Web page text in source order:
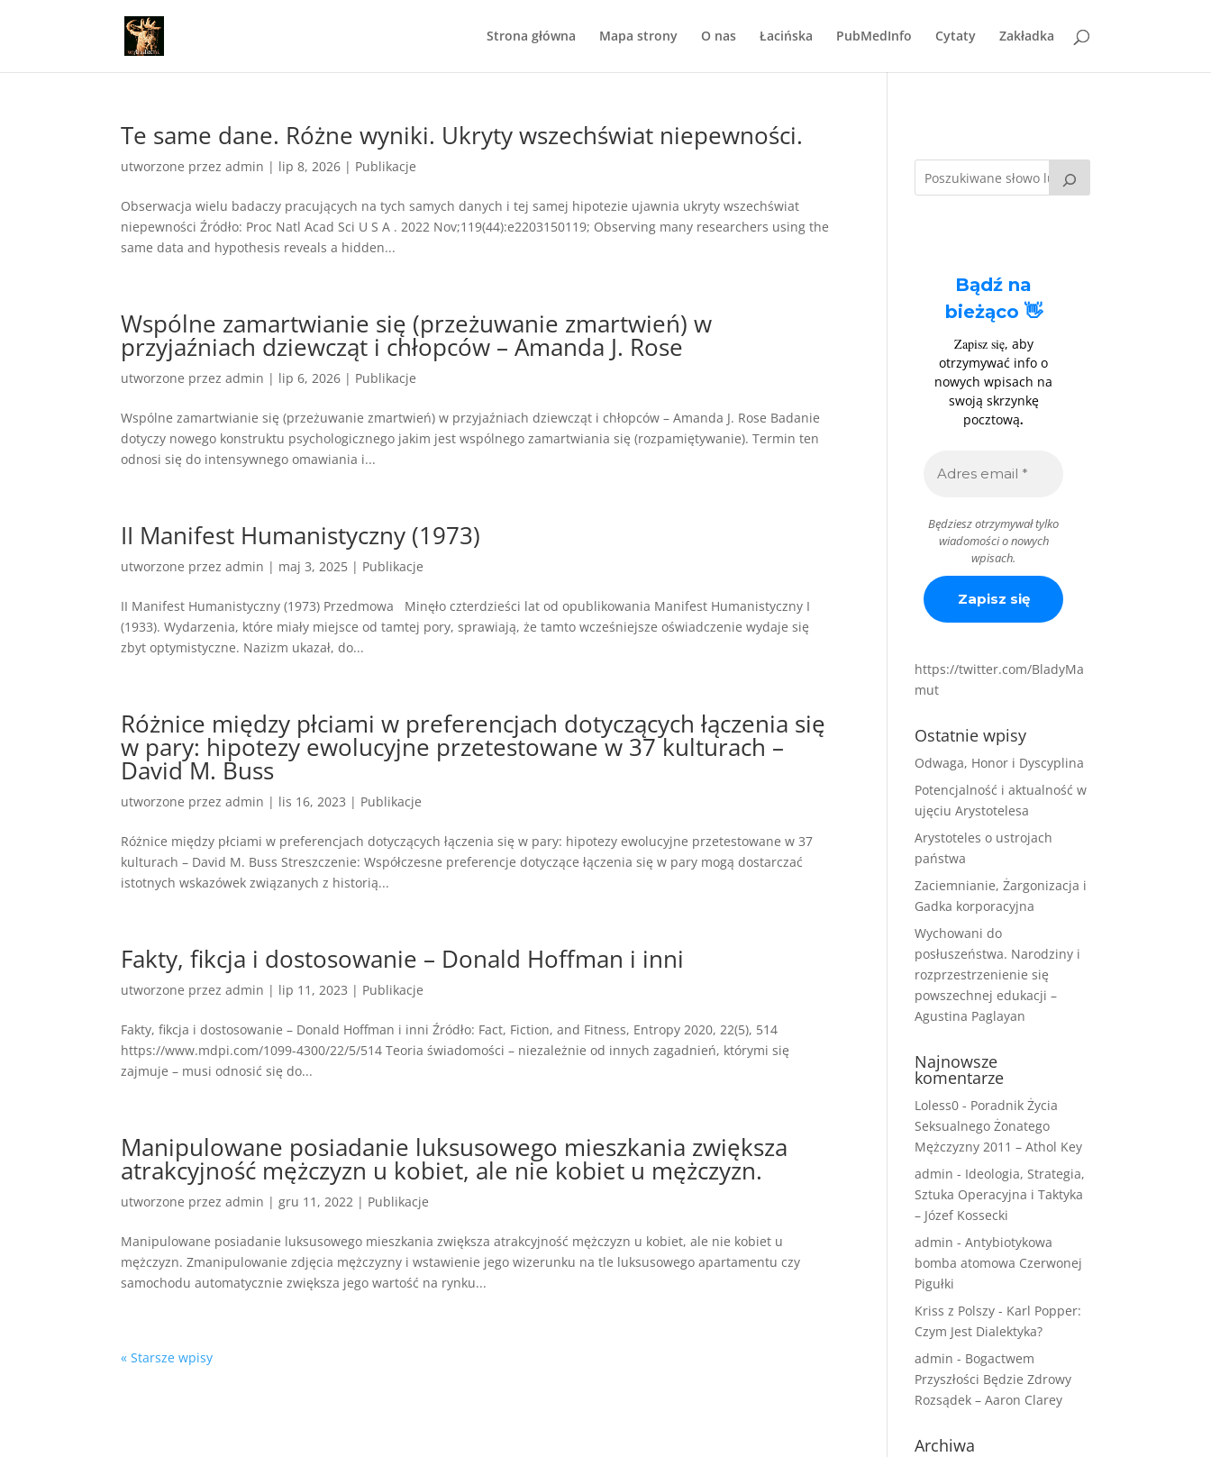
Strona główna Mapa strony O nas Łacińska PubMedInfo Cytaty Zakładka
Te same dane. Różne wyniki. Ukryty wszechświat niepewności.
utworzone przezadmin | lip 8, 2026 | Publikacje
Obserwacja wielu badaczy pracujących na tych samych danych i tej samej hipotezie ujawnia ukryty wszechświat
niepewności Źródło: Proc Natl Acad Sci U S A . 2022 Nov;119(44):e2203150119; Observing many researchers using the
same data and hypothesis reveals a hidden...
Wspólne zamartwianie się (przeżuwanie zmartwień) w
przyjaźniach dziewcząt i chłopców – Amanda J. Rose
utworzone przezadmin | lip 6, 2026 | Publikacje
Wspólne zamartwianie się (przeżuwanie zmartwień) w przyjaźniach dziewcząt i chłopców – Amanda J. Rose Badanie
dotyczy nowego konstruktu psychologicznego jakim jest wspólnego zamartwiania się (rozpamiętywanie). Termin ten
odnosi się do intensywnego omawiania i...
II Manifest Humanistyczny (1973)
utworzone przezadmin | maj 3, 2025 | Publikacje
II Manifest Humanistyczny (1973) Przedmowa Minęło czterdzieści lat od opublikowania Manifest Humanistyczny I
(1933). Wydarzenia, które miały miejsce od tamtej pory, sprawiają, że tamto wcześniejsze oświadczenie wydaje się
zbyt optymistyczne. Nazizm ukazał, do...
Różnice między płciami w preferencjach dotyczących łączenia się
w pary: hipotezy ewolucyjne przetestowane w 37 kulturach –
David M. Buss
utworzone przezadmin | lis 16, 2023 | Publikacje
Różnice między płciami w preferencjach dotyczących łączenia się w pary: hipotezy ewolucyjne przetestowane w 37
kulturach – David M. Buss Streszczenie: Współczesne preferencje dotyczące łączenia się w pary mogą dostarczać
istotnych wskazówek związanych z historią...
Fakty, fikcja i dostosowanie – Donald Hoffman i inni
utworzone przezadmin | lip 11, 2023 | Publikacje
Fakty, fikcja i dostosowanie – Donald Hoffman i inni Źródło: Fact, Fiction, and Fitness, Entropy 2020, 22(5), 514
https://www.mdpi.com/1099-4300/22/5/514 Teoria świadomości – niezależnie od innych zagadnień, którymi się
zajmuje – musi odnosić się do...
Manipulowane posiadanie luksusowego mieszkania zwiększa
atrakcyjność mężczyzn u kobiet, ale nie kobiet u mężczyzn.
utworzone przezadmin |gru 11, 2022 | Publikacje
Manipulowane posiadanie luksusowego mieszkania zwiększa atrakcyjność mężczyzn u kobiet, ale nie kobiet u
mężczyzn. Zmanipulowanie zdjęcia mężczyzny i wstawienie jego wizerunku na tle luksusowego apartamentu czy
samochodu automatycznie zwiększa jego wartość na rynku...
« Starsze wpisy
Bądź na
bieżąco 👋
Zapisz się, aby
otrzymywać info o
nowych wpisach na
swoją skrzynkę
pocztową.
Będziesz otrzymywał tylko
wiadomości o nowych
wpisach.
https://twitter.com/BladyMa
mut
Ostatnie wpisy
Odwaga, Honor i Dyscyplina
Potencjalność i aktualność w
ujęciu Arystotelesa
Arystoteles o ustrojach
państwa
Zaciemnianie, Żargonizacja i
Gadka korporacyjna
Wychowani do
posłuszeństwa. Narodziny i
rozprzestrzenienie się
powszechnej edukacji –
Agustina Paglayan
Najnowsze
komentarze
Loless0 - Poradnik Życia
Seksualnego Żonatego
Mężczyzny 2011 – Athol Key
admin - Ideologia, Strategia,
Sztuka Operacyjna i Taktyka
– Józef Kossecki
admin -Antybiotykowa
bomba atomowa Czerwonej
Pigułki
Kriss z Polszy - Karl Popper:
Czym Jest Dialektyka?
admin - Bogactwem
Przyszłości Będzie Zdrowy
Rozsądek – Aaron Clarey
Archiwa